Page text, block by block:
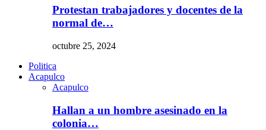
Protestan trabajadores y docentes de la
normal de…
octubre 25, 2024
Politica
Acapulco
Acapulco
Hallan a un hombre asesinado en la
colonia…